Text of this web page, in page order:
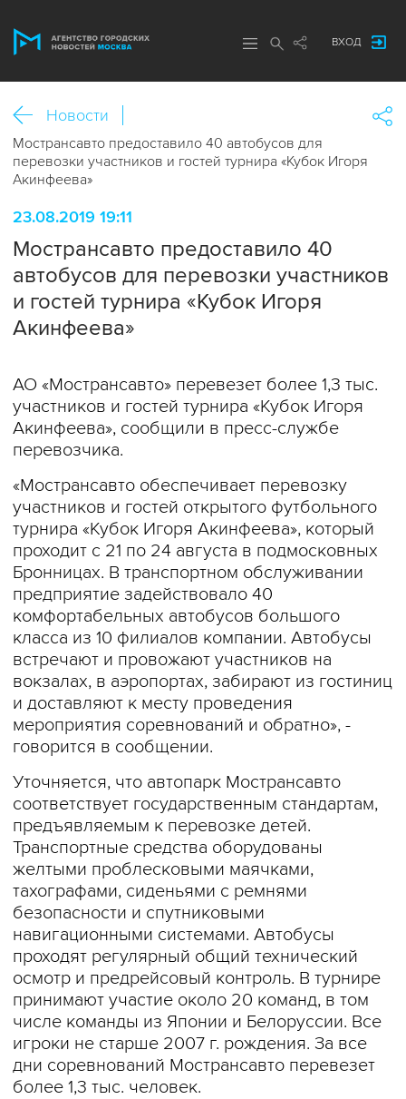
ВХОД
Новости
Мострансавто предоставило 40 автобусов для
перевозки участников и гостей турнира «Кубок Игоря
Акинфеева»
23.08.2019 19:11
Мострансавто предоставило 40
автобусов для перевозки участников
и гостей турнира «Кубок Игоря
Акинфеева»
АО «Мострансавто» перевезет более 1,3 тыс.
участников и гостей турнира «Кубок Игоря
Акинфеева», сообщили в пресс-службе
перевозчика.
«Мострансавто обеспечивает перевозку
участников и гостей открытого футбольного
турнира «Кубок Игоря Акинфеева», который
проходит с 21 по 24 августа в подмосковных
Бронницах. В транспортном обслуживании
предприятие задействовало 40
комфортабельных автобусов большого
класса из 10 филиалов компании. Автобусы
встречают и провожают участников на
вокзалах, в аэропортах, забирают из гостиниц
и доставляют к месту проведения
мероприятия соревнований и обратно», -
говорится в сообщении.
Уточняется, что автопарк Мострансавто
соответствует государственным стандартам,
предъявляемым к перевозке детей.
Транспортные средства оборудованы
желтыми проблесковыми маячками,
тахографами, сиденьями с ремнями
безопасности и спутниковыми
навигационными системами. Автобусы
проходят регулярный общий технический
осмотр и предрейсовый контроль. В турнире
принимают участие около 20 команд, в том
числе команды из Японии и Белоруссии. Все
игроки не старше 2007 г. рождения. За все
дни соревнований Мострансавто перевезет
более 1,3 тыс. человек.